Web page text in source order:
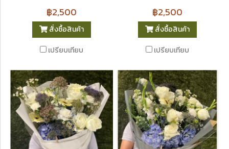
฿2,500
สั่งซื้อสินค้า
เปรียบเทียบ
฿2,500
สั่งซื้อสินค้า
เปรียบเทียบ